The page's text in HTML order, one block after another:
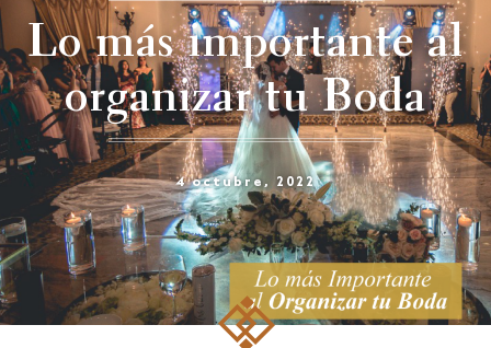
Lo más importante al
organizar tu Boda
4 octubre, 2022